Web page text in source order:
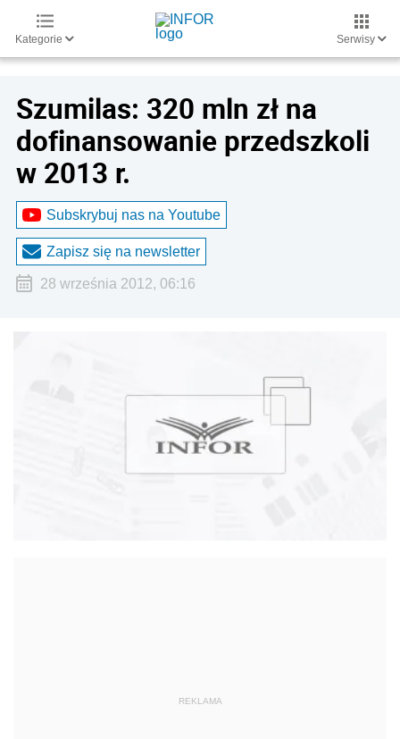
Kategorie Serwisy
Szumilas: 320 mln zł na
dofinansowanie przedszkoli
w 2013 r.
Subskrybuj nas na Youtube
Zapisz się na newsletter
28 września 2012, 06:16